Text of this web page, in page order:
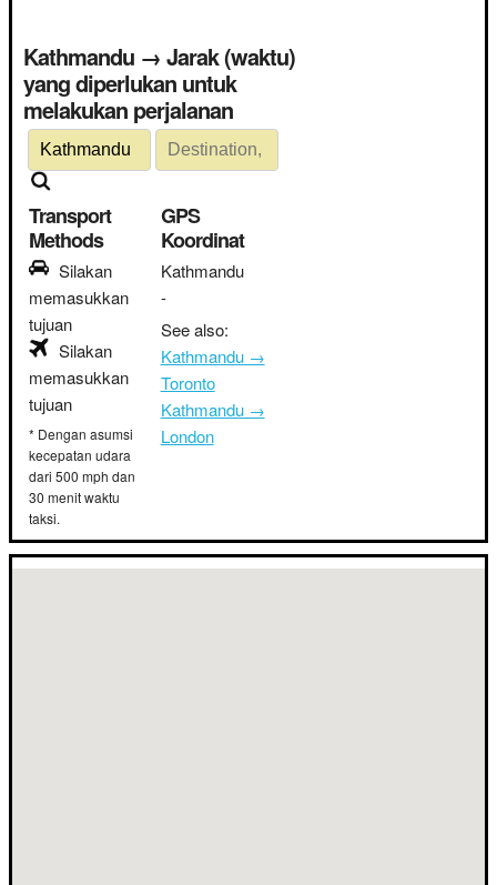
Kathmandu → Jarak (waktu)
yang diperlukan untuk
melakukan perjalanan
Transport
Methods
Silakan
memasukkan
tujuan
Silakan
memasukkan
tujuan
* Dengan asumsi
kecepatan udara
dari 500 mph dan
30 menit waktu
taksi.
GPS
Koordinat
Kathmandu
-
See also:
Kathmandu →
Toronto
Kathmandu →
London